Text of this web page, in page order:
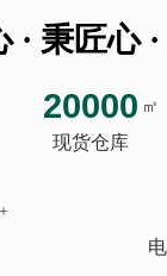
· 秉匠心
20000 ㎡
现货仓库
+